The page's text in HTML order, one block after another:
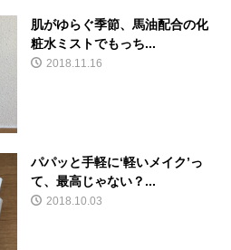
肌がゆらぐ季節、馬油配合の化
粧水ミストでもっち...
2018.11.16
パパッと手軽に‘軽いメイク’っ
て、最高じゃない？...
2018.10.03